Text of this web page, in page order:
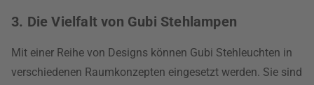
3. Die Vielfalt von Gubi Stehlampen
Mit einer Reihe von Designs können Gubi Stehleuchten in
verschiedenen Raumkonzepten eingesetzt werden. Sie sind